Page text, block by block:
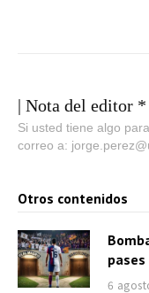
| Nota del editor *
Si usted tiene algo
correo a:
Otros contenidos
6